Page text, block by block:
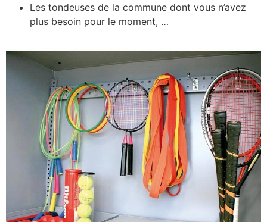
Les tondeuses de la commune dont vous n’avez
plus besoin pour le moment, …